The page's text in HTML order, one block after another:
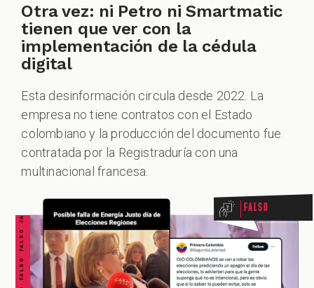
Otra vez: ni Petro ni Smartmatic
tienen que ver con la
implementación de la cédula
digital
Esta desinformación circula desde 2022. La
empresa no tiene contratos con el Estado
colombiano y la producción del documento fue
contratada por la Registraduría con una
multinacional francesa.
FALSO FALSO FALSO FALSO FALSO FALSO FALSO Falso